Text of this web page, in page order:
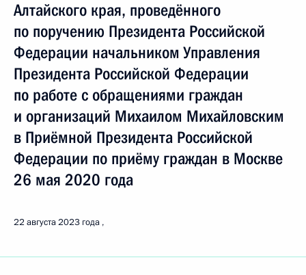
Алтайского края, проведённого
по поручению Президента Российской
Федерации начальником Управления
Президента Российской Федерации
по работе с обращениями граждан
и организаций Михаилом Михайловским
в Приёмной Президента Российской
Федерации по приёму граждан в Москве
26 мая 2020 года
22 августа 2023 года